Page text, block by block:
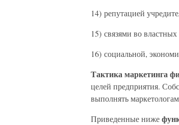
14) репутацией
15) связями во
16) социальной,
Тактика маркетинга
целей предприятия.
выполнять
Приведенные ниже